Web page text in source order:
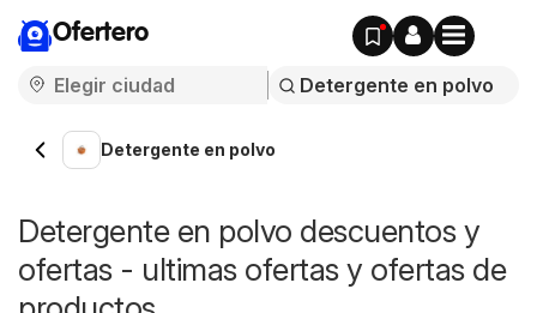
Ofertero
Detergente en polvo
Detergente en polvo descuentos y
ofertas - ultimas ofertas y ofertas de